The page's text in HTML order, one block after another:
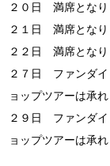
２０日 満席となり
２１日 満席となり
２２日 満席となり
２７日 ファンダイ
ョップツアーは承れ
２９日 ファンダイ
ョップツアーは承れ